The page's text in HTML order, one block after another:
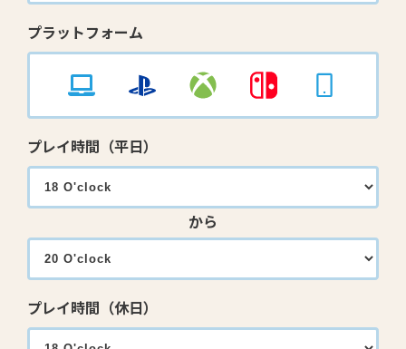
プラットフォーム
プレイ時間（平日）
から
プレイ時間（休日）